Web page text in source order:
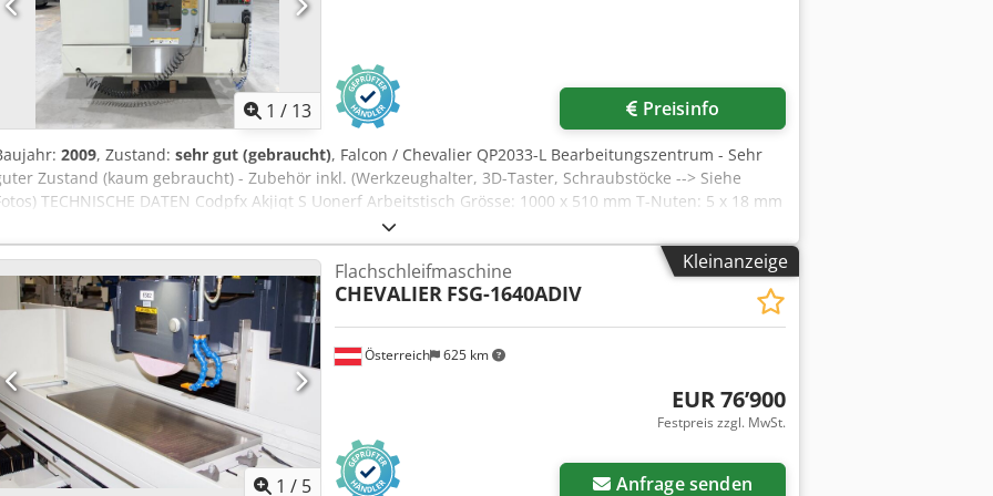
1 / 13 Preisinfo
2009, Zustand: sehr gut (gebraucht), Falcon / Chevalier QP2033-L Bearbeitungszentrum - Sehr
Zustand (kaum gebraucht) - Zubehör inkl. (Werkzeughalter, 3D-Taster, Schraubstöcke --> Siehe
TECHNISCHE DATEN Codpfx Akjiqt S Uonerf Arbeitstisch Grösse: 1000 x 510 mm T-Nuten: 5 x 18 mm
x 1000 mm Max. Belastbarkeit: 500 kg Verfahrwege X-Achse: 850 mm Y-Achse: 520 mm Z-Achse: 510 mm
Abstand Spindelnase zu Arbeitstisch: 150 – 660 mm Spindelnase: BT40 Drehzahl: 80 – 8000 U/Min
70 mm Vorschub X,Y,Z: 30/30/24 min Genauigkeit Positioniergenauigkeit: P0.014 (+-
0.004 / 300 mm) Wiederholbarkeit: PS 0.010 (+- 0.003 mm) Werkzeugwechsler Anzahl Werkzeuge: 24 Max.
76 mm / 120 mm Max. Werkzeuggewicht: 7 kg Abmessungen und Gewicht
Abmessungen: 2360 x 2060 x 2583 mm Gewicht: 5500 kg Für die Richtigkeit, Vollständigkeit und Aktualität
der Angaben übernehmen wir keine Gewähr.
Kleinanzeige
1 / 5
Österreich 625 km
Flachschleifmaschine
CHEVALIER FSG-1640ADIV
EUR 76’900
Festpreis zzgl. MwSt.
Anfrage senden